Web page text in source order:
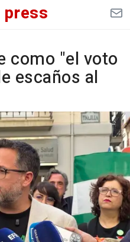
press
como "el voto
escaños al